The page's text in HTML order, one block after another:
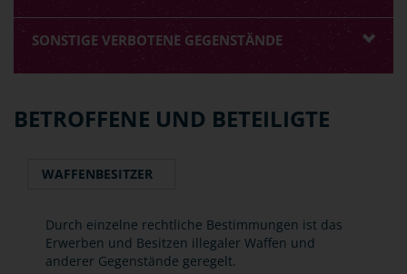
SONSTIGE VERBOTENE GEGENSTÄNDE
BETROFFENE UND BETEILIGTE
WAFFENBESITZER
Durch einzelne rechtliche Bestimmungen ist das
Erwerben und Besitzen illegaler Waffen und
anderer Gegenstände geregelt.